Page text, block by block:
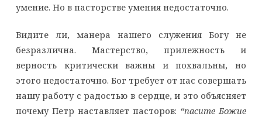
умение. Но в пасторстве умения недостаточно.
Видите ли, манера нашего служения Богу не
безразлична. Мастерство, прилежность и
верность критически важны и похвальны, но
этого недостаточно. Бог требует от нас совершать
нашу работу с радостью в сердце, и это объясняет
почему Петр наставляет пасторов: “пасите Божие